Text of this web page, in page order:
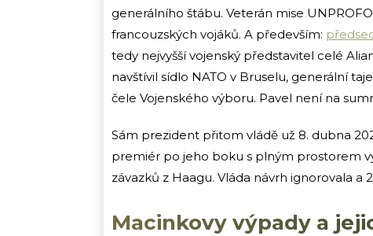
generálního štábu. Veterán mise
francouzských vojáků. A především:
tedy nejvyšší vojenský představitel celé
navštívil sídlo NATO v Bruselu, generální
čele Vojenského výboru. Pavel není na
Sám prezident přitom vládě už 8. dubna
premiér po jeho boku s plným prostorem
závazků z Haagu. Vláda návrh ignorovala
Macinkovy výpady a